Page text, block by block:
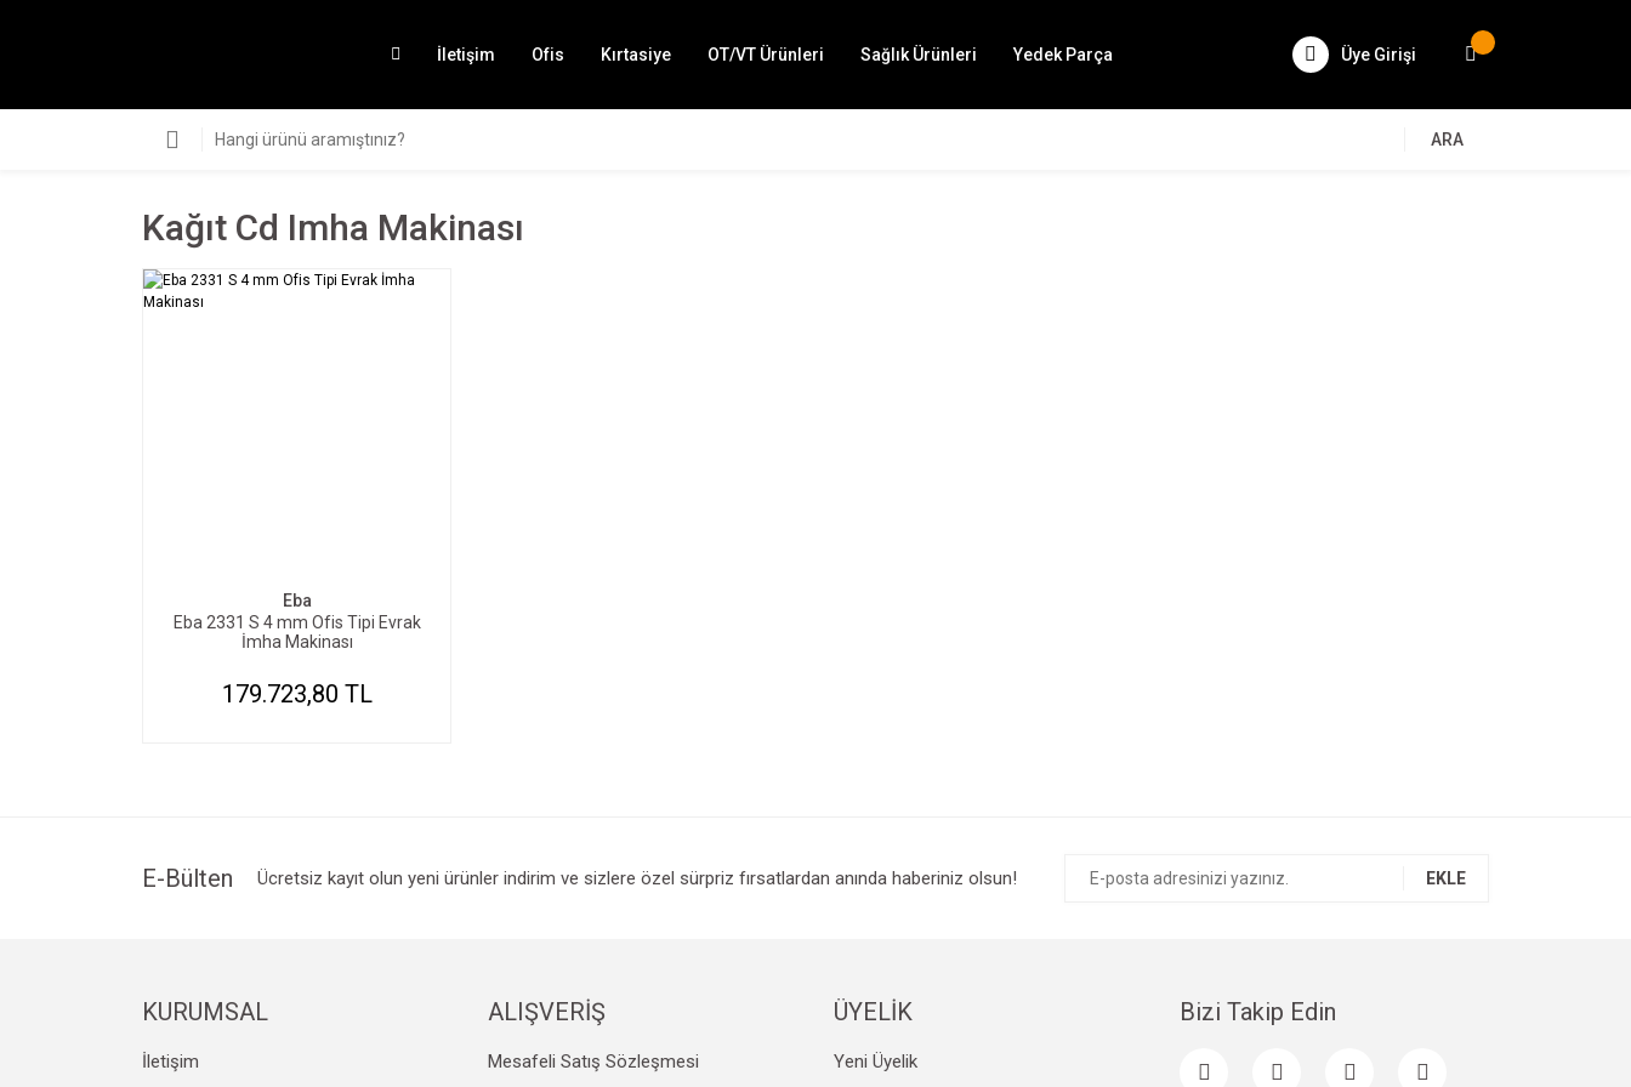
İletişim Ofis Kırtasiye OT/VT Ürünleri Sağlık Ürünleri Yedek Parça Üye Girişi
ARA
Kağıt Cd Imha Makinası
Eba
Eba 2331 S 4 mm Ofis Tipi Evrak
İmha Makinası
179.723,80 TL
E-Bülten Ücretsiz kayıt olun yeni ürünler indirim ve sizlere özel sürpriz fırsatlardan anında haberiniz olsun! EKLE
KURUMSAL
İletişim
ALIŞVERİŞ
Mesafeli Satış Sözleşmesi
ÜYELİK
Yeni Üyelik
Bizi Takip Edin